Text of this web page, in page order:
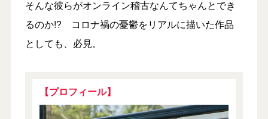
そんな彼らがオンライン稽古なんてちゃんとでき
るのか!? コロナ禍の憂鬱をリアルに描いた作品
としても、必見。
【プロフィール】